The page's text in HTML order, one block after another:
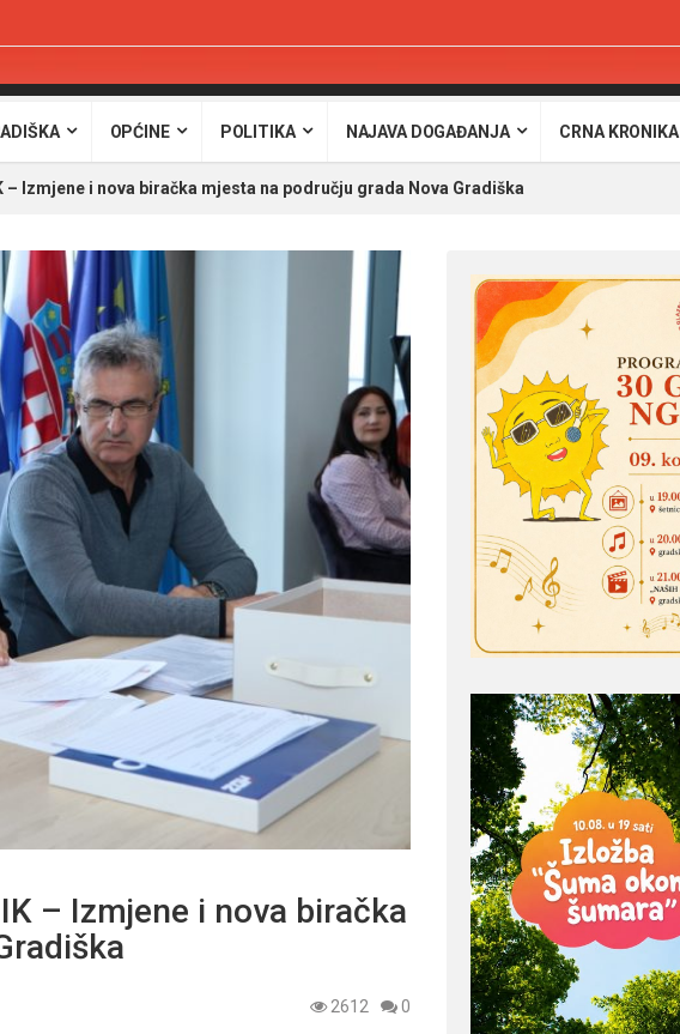
OPĆINE POLITIKA NAJAVA DOGAĐANJA CRNA KRONIKA
– Izmjene i nova biračka mjesta na području grada Nova Gradiška
– Izmjene i nova biračka
2612 0